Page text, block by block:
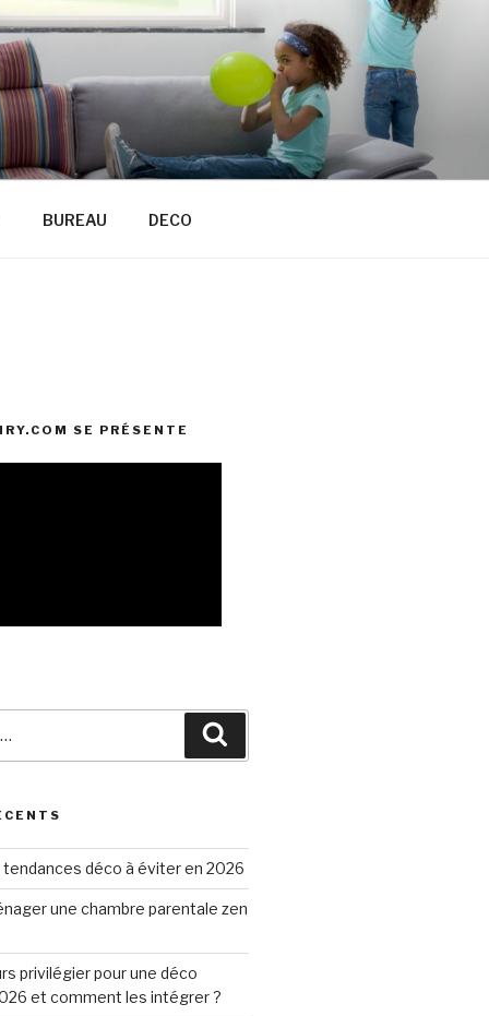
BUREAU DECO
SE PRÉSENTE
déco à éviter en 2026
une chambre parentale zen
privilégier pour une déco
et comment les intégrer ?